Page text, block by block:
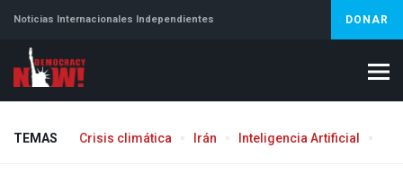
Noticias Internacionales Independientes DONAR
TEMAS Crisis climática Irán Inteligencia Artificial